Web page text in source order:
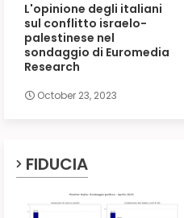
L'opinione degli italiani
sul conflitto israelo-
palestinese nel
sondaggio di Euromedia
Research
October 23, 2023
FIDUCIA